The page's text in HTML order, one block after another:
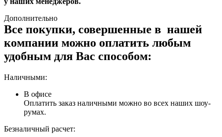
Дополнительно
Все покупки, совершенные в нашей
компании можно оплатить любым
удобным для Вас способом:
Наличными:
В офисе
Оплатить заказ наличными можно во всех наших шоу-
румах.
Безналичный расчет: